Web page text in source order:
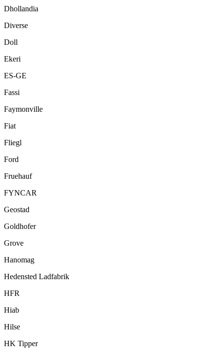
Dhollandia
Diverse
Doll
Ekeri
ES-GE
Fassi
Faymonville
Fiat
Fliegl
Ford
Fruehauf
FYNCAR
Geostad
Goldhofer
Grove
Hanomag
Hedensted Ladfabrik
HFR
Hiab
Hilse
HK Tipper